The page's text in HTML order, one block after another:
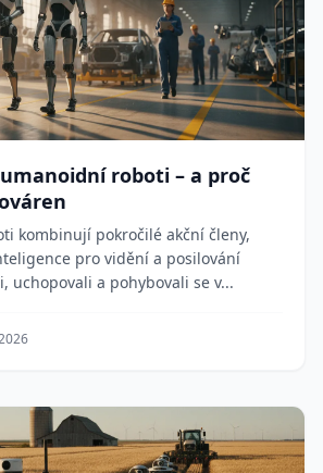
roboti – a proč
kombinují pokročilé akční členy,
pro vidění a posilování
uchopovali a pohybovali se v...